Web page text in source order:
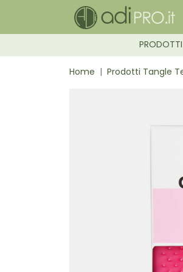
PRODOTTI
Home Prodotti Tangle